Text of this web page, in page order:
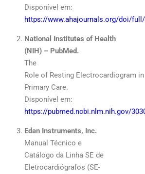
Disponível em:
https://www.ahajournals.org/doi/full/
National Institutes of Health
(NIH) – PubMed.
The
Role of Resting Electrocardiogram in
Primary Care.
Disponível em:
https://pubmed.ncbi.nlm.nih.gov/
Edan Instruments, Inc.
Manual Técnico e
Catálogo da Linha SE de
Eletrocardiógrafos (SE-